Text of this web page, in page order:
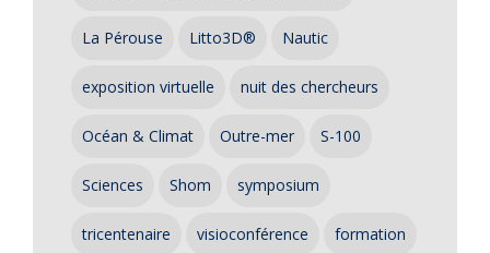
La Pérouse Litto3D® Nautic
exposition virtuelle nuit des chercheurs
Océan & Climat Outre-mer S-100
Sciences Shom symposium
tricentenaire visioconférence formation